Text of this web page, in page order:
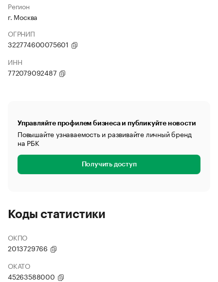
Регион
г. Москва
ОГРНИП
322774600075601
ИНН
772079092487
Управляйте профилем бизнеса и публикуйте новости
Повышайте узнаваемость и развивайте личный бренд
на РБК
Получить доступ
Коды статистики
ОКПО
2013729766
ОКАТО
45263588000